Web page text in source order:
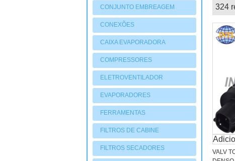
COMPRESSORES
CONJUNTO EMBREAGEM
CONEXÕES
CAIXA EVAPORADORA
COMPRESSORES
ELETROVENTILADOR
EVAPORADORES
FERRAMENTAS
FILTROS DE CABINE
FILTROS SECADORES
324
VALV